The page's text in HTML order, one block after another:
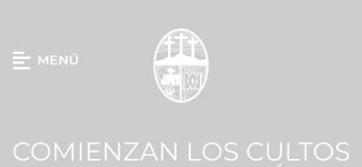
MENÚ
COMIENZAN LOS CULTOS